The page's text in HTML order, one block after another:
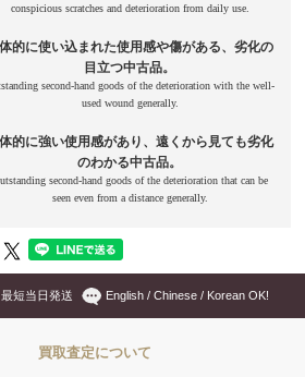
最短当日発送 English / Chinese / Korean OK!
買取査定について